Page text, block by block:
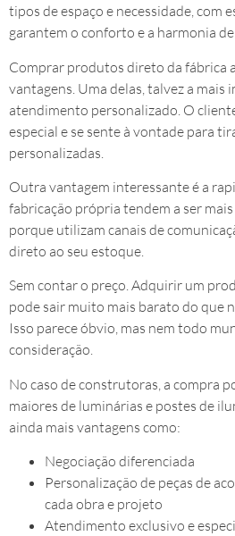
tipos de espaço e necessidade, com
garantem o conforto e a harmonia
Comprar produtos direto da fábrica
vantagens. Uma delas, talvez a mais
atendimento personalizado. O
especial e se sente à vontade para
personalizadas.
Outra vantagem interessante é a
fabricação própria tendem a ser mais
porque utilizam canais de
direto ao seu estoque.
Sem contar o preço. Adquirir um
pode sair muito mais barato do que
Isso parece óbvio, mas nem todo
consideração.
No caso de construtoras, a compra
maiores de luminárias e postes de
ainda mais vantagens como:
Negociação diferenciada
Personalização de peças de
cada obra e projeto
Atendimento exclusivo e